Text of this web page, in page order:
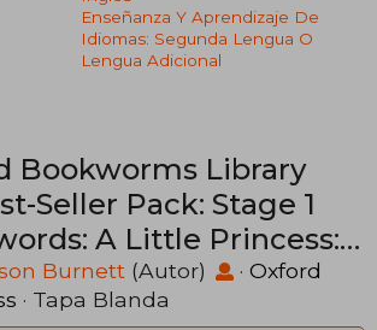
Enseñanza Y Aprendizaje De
Idiomas: Segunda Lengua O
Lengua Adicional
Bookworms Library
Seller Pack: Stage 1
A Little Princess:
Sara Crewe (Oxford
Elt) (en Inglés)
Burnett (Autor) · Oxford
· Tapa Blanda